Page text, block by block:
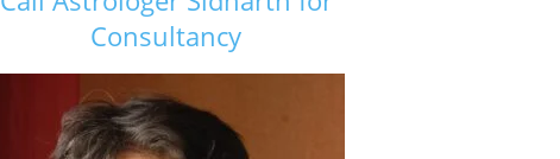
Consultancy